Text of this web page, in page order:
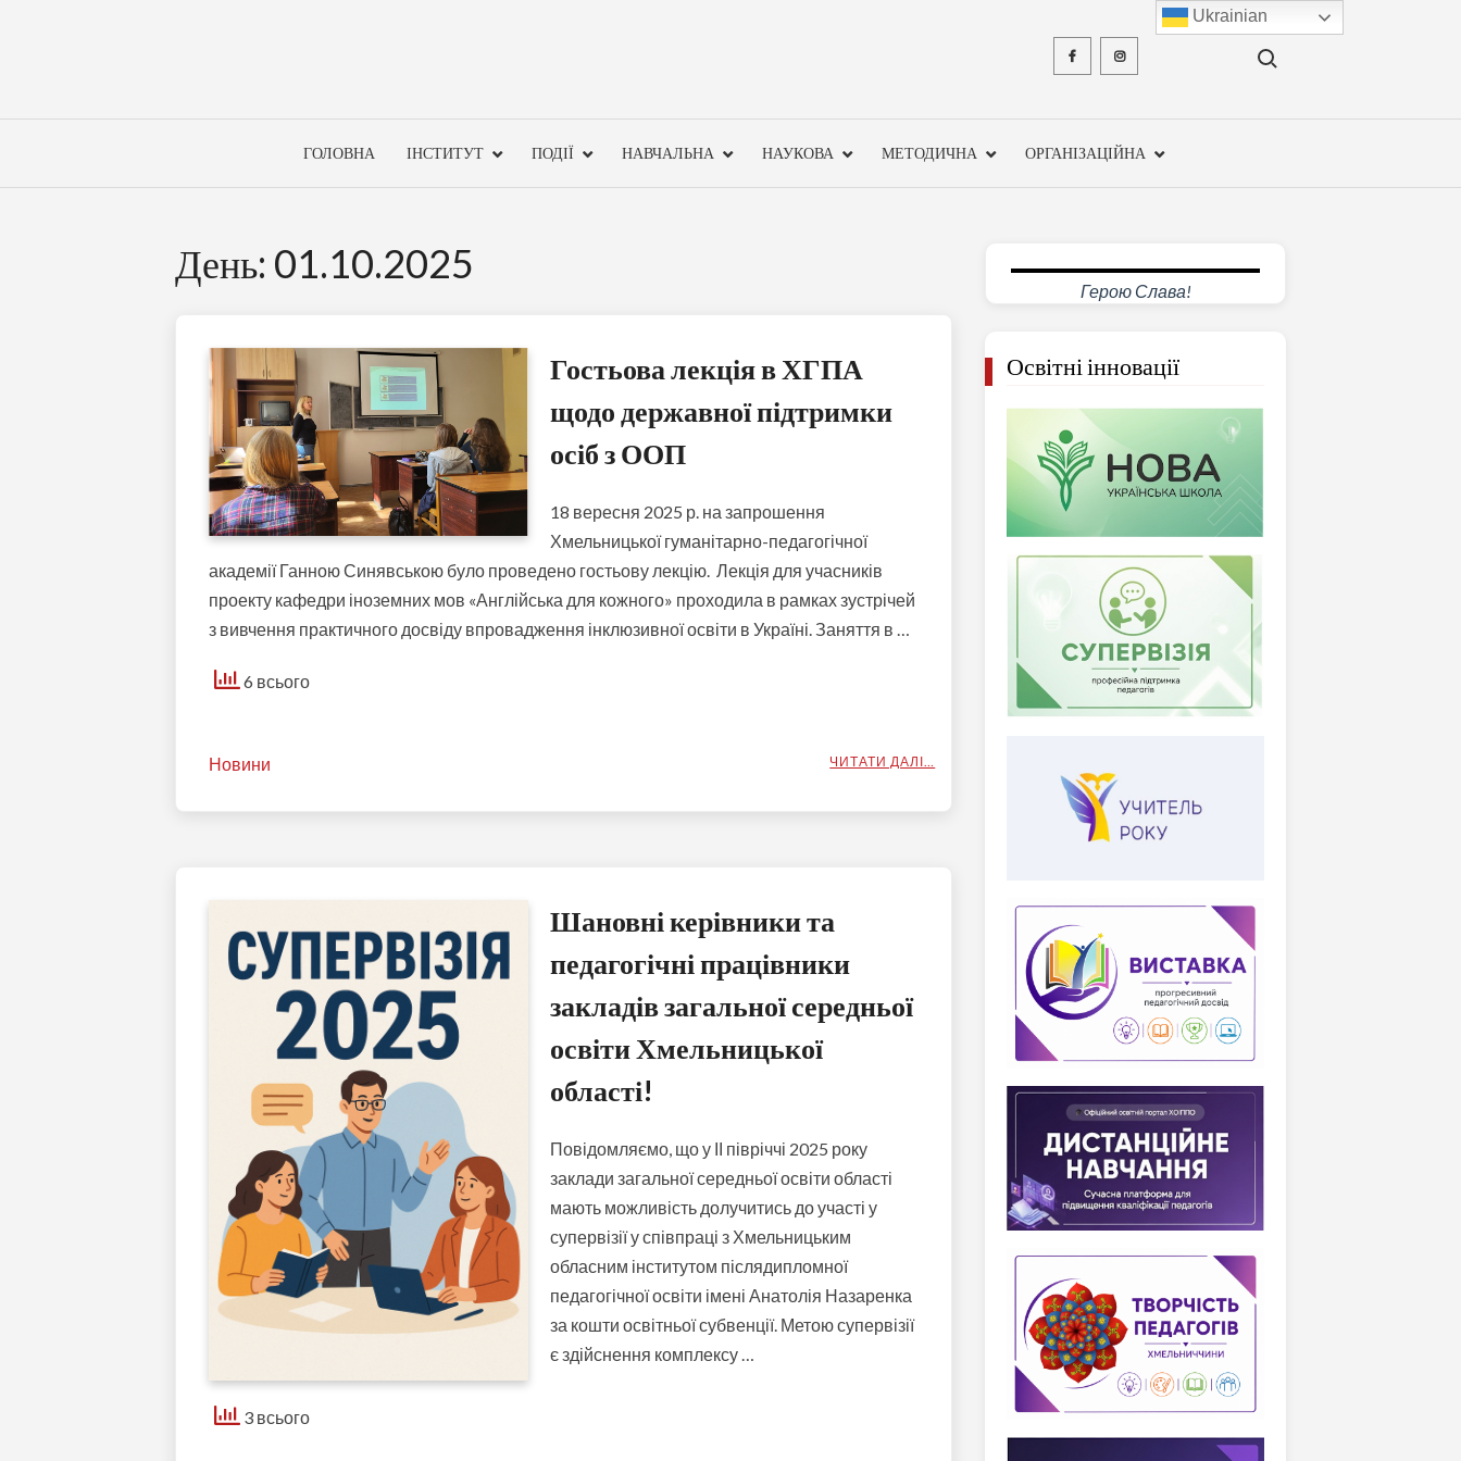
FacebookInstagram Search for:
ГОЛОВНА ІНСТИТУТ ПОДІЇ НАВЧАЛЬНА НАУКОВА МЕТОДИЧНА ОРГАНІЗАЦІЙНА
День: 01.10.2025
Гостьова лекція в ХГПА
щодо державної підтримки
осіб з ООП
18 вересня 2025 р. на запрошення
Хмельницької гуманітарно-педагогічної
академії Ганною Синявською було проведено гостьову лекцію. Лекція для учасників
проекту кафедри іноземних мов «Англійська для кожного» проходила в рамках зустрічей
з вивчення практичного досвіду впровадження інклюзивної освіти в Україні. Заняття в …
ЧИТАТИ ДАЛІ…
6 всього
Новини
Шановні керівники та
педагогічні працівники
закладів загальної середньої
освіти Хмельницької
області!
Повідомляємо, що у ІІ півріччі 2025 року
заклади загальної середньої освіти області
мають можливість долучитись до участі у
супервізії у співпраці з Хмельницьким
обласним інститутом післядипломної
педагогічної освіти імені Анатолія Назаренка
за кошти освітньої субвенції. Метою супервізії
є здійснення комплексу …
3 всього
Герою Слава!
Освітні інновації
Ukrainian